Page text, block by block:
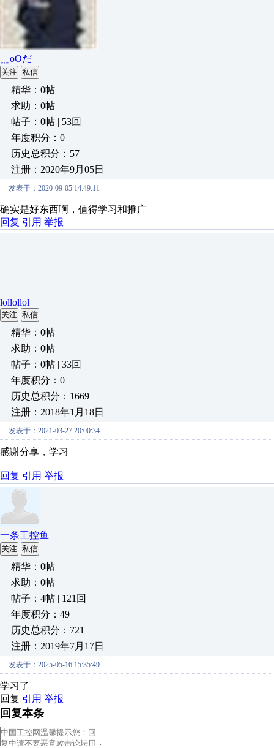
﹎oОだ
关注 私信
精华：0帖
求助：0帖
帖子：0帖 | 53回
年度积分：0
历史总积分：57
注册：2020年9月05日
发表于：2020-09-05 14:49:11
确实是好东西啊，值得学习和推广
回复 引用 举报
lollollol
关注 私信
精华：0帖
求助：0帖
帖子：0帖 | 33回
年度积分：0
历史总积分：1669
注册：2018年1月18日
发表于：2021-03-27 20:00:34
感谢分享，学习
回复 引用 举报
一条工控鱼
关注 私信
精华：0帖
求助：0帖
帖子：4帖 | 121回
年度积分：49
历史总积分：721
注册：2019年7月17日
发表于：2025-05-16 15:35:49
学习了
回复 引用 举报
回复本条